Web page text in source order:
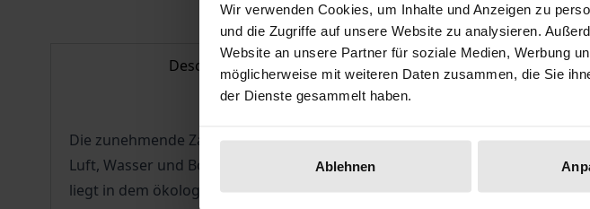
Wir verwenden Cookies, um Inhalte und Anzeigen zu
und die Zugriffe auf unsere Website zu analysieren.
Website an unsere Partner für soziale Medien, Werbung
möglicherweise mit weiteren Daten zusammen, die Sie
der Dienste gesammelt haben.
Ablehnen
Description Bibliographical
Die zunehmende Zahl und Menge chemischer Stoffe und Zubereitungen
Luft, Wasser und Boden und stellen ein wachsendes Risiko für das
liegt in dem ökologischen Freifahrerverhalten der Mehrheit der